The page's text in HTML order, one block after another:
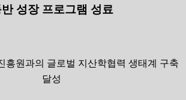
반 성장 프로그램 성료
흥원과의 글로벌 지산학협력 생태계 구축
달성